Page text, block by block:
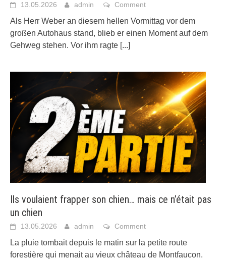
13.05.2026 admin Comment
Als Herr Weber an diesem hellen Vormittag vor dem
großen Autohaus stand, blieb er einen Moment auf dem
Gehweg stehen. Vor ihm ragte [...]
Ils voulaient frapper son chien… mais ce n’était pas
un chien
13.05.2026 admin Comment
La pluie tombait depuis le matin sur la petite route
forestière qui menait au vieux château de Montfaucon.